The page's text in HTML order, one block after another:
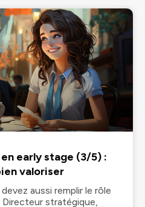
early stage (3/5) :
valoriser
aussi remplir le rôle
Directeur stratégique,